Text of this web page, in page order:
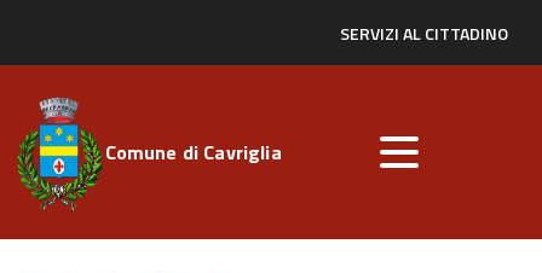
SERVIZI AL CITTADINO
Comune di Cavriglia